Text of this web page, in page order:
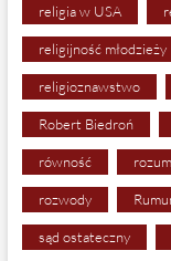
religia w USA
religijność młodzieży
religioznawstwo
Robert Biedroń
równość rozum
rozwody
sąd ostateczny